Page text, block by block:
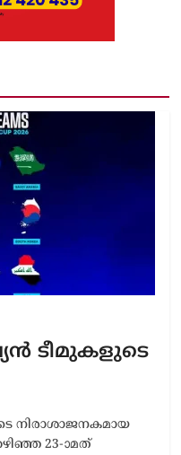
ടീമുകളുടെ
നിരാശാജനകമായ
23-ാമത്